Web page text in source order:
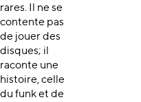
rares. Il ne se
contente pas
de jouer des
disques; il
raconte une
histoire, celle
du funk et de